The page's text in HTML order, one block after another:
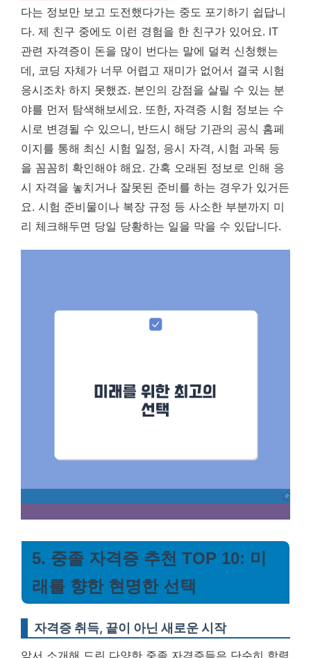
다는 정보만 보고 도전했다가는 중도 포기하기 쉽답니
다. 제 친구 중에도 이런 경험을 한 친구가 있어요. IT
관련 자격증이 돈을 많이 번다는 말에 덜컥 신청했는
데, 코딩 자체가 너무 어렵고 재미가 없어서 결국 시험
응시조차 하지 못했죠. 본인의 강점을 살릴 수 있는 분
야를 먼저 탐색해보세요. 또한, 자격증 시험 정보는 수
시로 변경될 수 있으니, 반드시 해당 기관의 공식 홈페
이지를 통해 최신 시험 일정, 응시 자격, 시험 과목 등
을 꼼꼼히 확인해야 해요. 간혹 오래된 정보로 인해 응
시 자격을 놓치거나 잘못된 준비를 하는 경우가 있거든
요. 시험 준비물이나 복장 규정 등 사소한 부분까지 미
리 체크해두면 당일 당황하는 일을 막을 수 있답니다.
5. 중졸 자격증 추천 TOP 10: 미
래를 향한 현명한 선택
자격증 취득, 끝이 아닌 새로운 시작
앞서 소개해 드린 다양한 중졸 자격증들은 단순히 학력